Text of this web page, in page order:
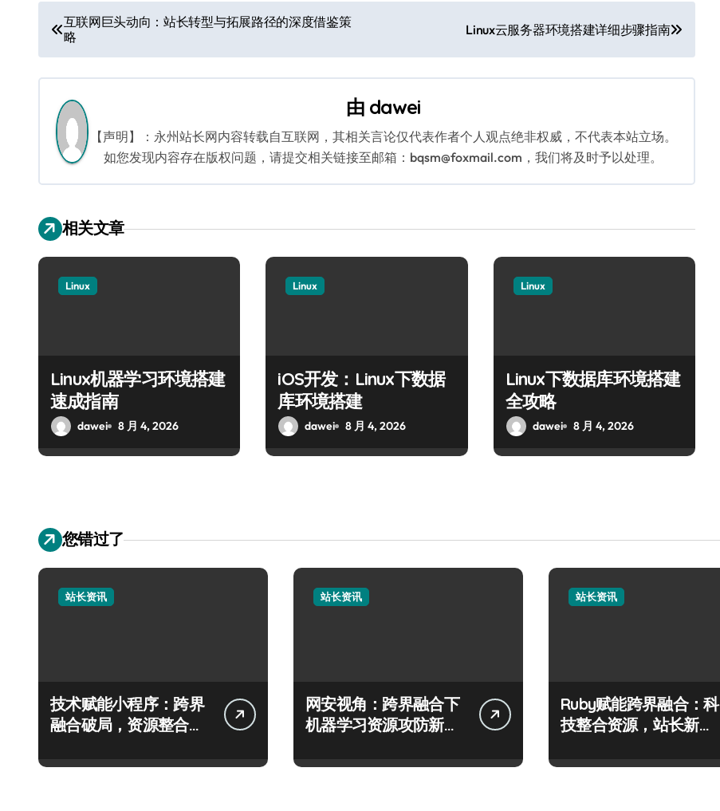
文
章
导
航
互联网巨头动向：站长转型与拓展路径的深度借鉴策
略
Linux云服务器环境搭建详细步骤指南
由 dawei
【声明】：永州站长网内容转载自互联网，其相关言论仅代表作者个人观点绝非权威，不代表本站立场。
如您发现内容存在版权问题，请提交相关链接至邮箱：bqsm@foxmail.com，我们将及时予以处理。
相关文章
Linux
Linux机器学习环境搭建
速成指南
dawei 8 月 4, 2026
Linux
iOS开发：Linux下数据
库环境搭建
dawei 8 月 4, 2026
Linux
Linux下数据库环境搭建
全攻略
dawei 8 月 4, 2026
您错过了
站长资讯
技术赋能小程序：跨界
融合破局，资源整合掘
站长资讯
网安视角：跨界融合下
机器学习资源攻防新科
站长资讯
Ruby赋能跨界融合：科
技整合资源，站长新篇